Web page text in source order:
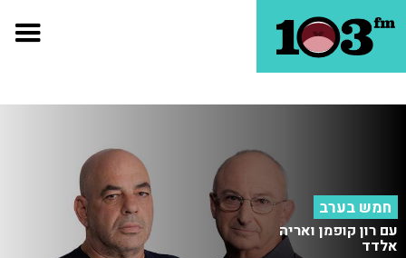
חמש בערב
עם רון קופמן ואריה
אלדד